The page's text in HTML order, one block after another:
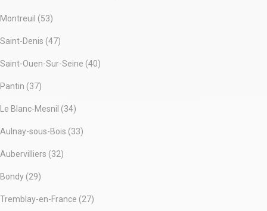
Montreuil (53)
Saint-Denis (47)
Saint-Ouen-Sur-Seine (40)
Pantin (37)
Le Blanc-Mesnil (34)
Aulnay-sous-Bois (33)
Aubervilliers (32)
Bondy (29)
Tremblay-en-France (27)